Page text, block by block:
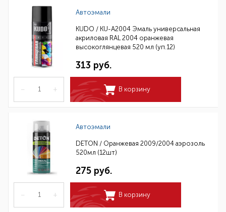
Автоэмали
KUDO / KU-A2004 Эмаль универсальная
акриловая RAL 2004 оранжевая
высокоглянцевая 520 мл (уп.12)
313 руб.
– + В корзину
Автоэмали
DETON / Оранжевая 2009/2004 аэрозоль
520мл (12шт)
275 руб.
– + В корзину